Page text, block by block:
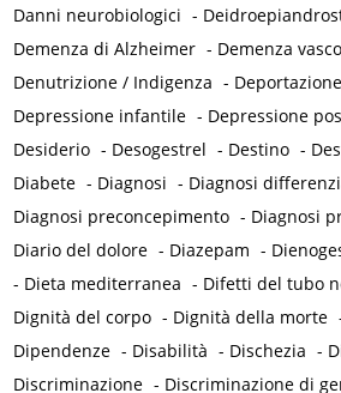
Danni neurobiologici -
Demenza di Alzheimer - Demenza
Denutrizione / Indigenza - Deportazione
Depressione infantile - Depressione
Desiderio - Desogestrel - Destino -
Diabete - Diagnosi - Diagnosi
Diagnosi preconcepimento - Diagnosi
Diario del dolore - Diazepam -
- Dieta mediterranea - Difetti del tubo
Dignità del corpo - Dignità della morte
Dipendenze - Disabilità - Dischezia -
Discriminazione - Discriminazione di